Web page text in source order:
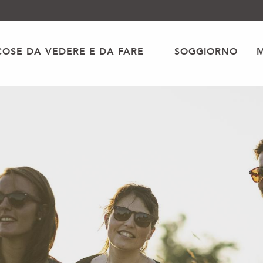
DA VEDERE E DA FARE SOGGIORNO